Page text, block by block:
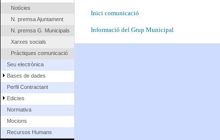
Notícies
N. premsa Ajuntament
N. premsa G. Municipals
Xarxes socials
Pràctiques comunicació
Seu electrònica
Bases de dades
Perfil Contractant
Edictes
Normativa
Mocions
Recursos Humans
Inici comunicació
Informació del Grup Municipal